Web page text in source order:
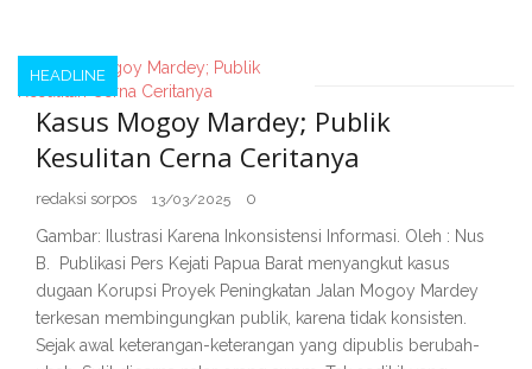
HEADLINE
Kasus Mogoy Mardey; Publik
Kesulitan Cerna Ceritanya
redaksi sorpos 13/03/2025 0
Gambar: Ilustrasi Karena Inkonsistensi Informasi. Oleh : Nus
B. Publikasi Pers Kejati Papua Barat menyangkut kasus
dugaan Korupsi Proyek Peningkatan Jalan Mogoy Mardey
terkesan membingungkan publik, karena tidak konsisten.
Sejak awal keterangan-keterangan yang dipublis berubah-